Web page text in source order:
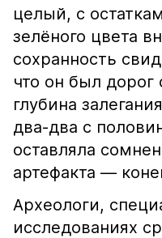
целый, с
зелёного цвета
сохранность
что он был дорог
глубина
два-два с
оставляла
артефакта —
Археологи,
исследованиях